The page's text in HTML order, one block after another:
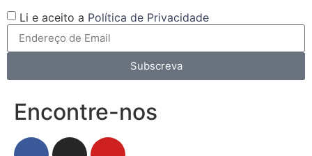
Li e aceito a Política de Privacidade
Subscreva
Encontre-nos